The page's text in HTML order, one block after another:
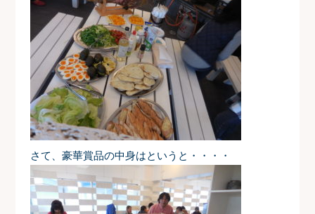
さて、豪華賞品の中身はというと・・・・